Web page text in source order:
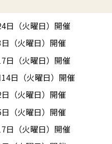
日（火曜日）開催
（火曜日）開催
日（火曜日）開催
日（火曜日）開催
（火曜日）開催
（火曜日）開催
日（火曜日）開催